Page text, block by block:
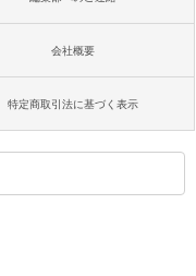
会社概要
特定商取引法に基づく表示